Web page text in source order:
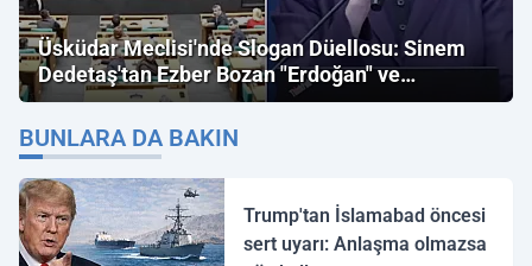
Üsküdar Meclisi'nde Slogan Düellosu: Sinem
Dedetaş'tan Ezber Bozan "Erdoğan" ve
"İmamoğlu" Çıkışı!
BUNLARA DA BAKIN
Trump'tan İslamabad öncesi
sert uyarı: Anlaşma olmazsa